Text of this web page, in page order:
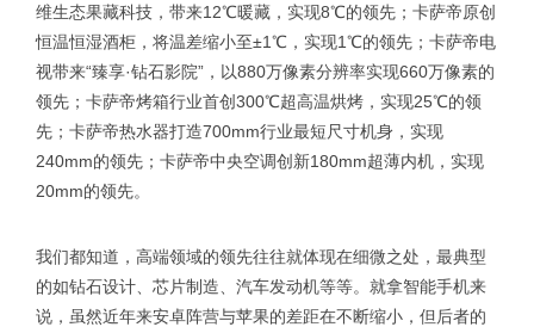
维生态果藏科技，带来12℃暖藏，实现8℃的领先；卡萨帝原创
恒温恒湿酒柜，将温差缩小至±1℃，实现1℃的领先；卡萨帝电
视带来“臻享·钻石影院”，以880万像素分辨率实现660万像素的
领先；卡萨帝烤箱行业首创300℃超高温烘烤，实现25℃的领
先；卡萨帝热水器打造700mm行业最短尺寸机身，实现
240mm的领先；卡萨帝中央空调创新180mm超薄内机，实现
20mm的领先。
我们都知道，高端领域的领先往往就体现在细微之处，最典型
的如钻石设计、芯片制造、汽车发动机等等。就拿智能手机来
说，虽然近年来安卓阵营与苹果的差距在不断缩小，但后者的